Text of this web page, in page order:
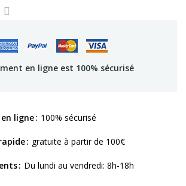
en ligne est 100% sécurisé
ligne 100% sécurisé
gratuite à partir de 100€
Du lundi au vendredi: 8h-18h